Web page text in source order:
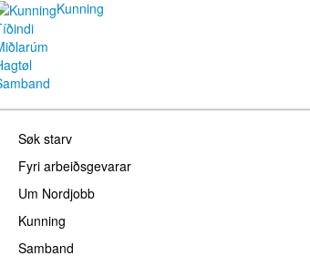
Kunning
Søk starv
Fyri arbeiðsgevarar
Um Nordjobb
Kunning
Samband